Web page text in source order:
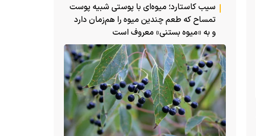
سیب کاستارد؛ میوه‌ای با پوستی شبیه پوست
تمساح که طعم چندین میوه را هم‌زمان دارد
و به «میوه بستنی» معروف است